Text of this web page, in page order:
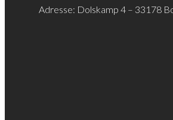
Adresse: Dolskamp 4 – 33178